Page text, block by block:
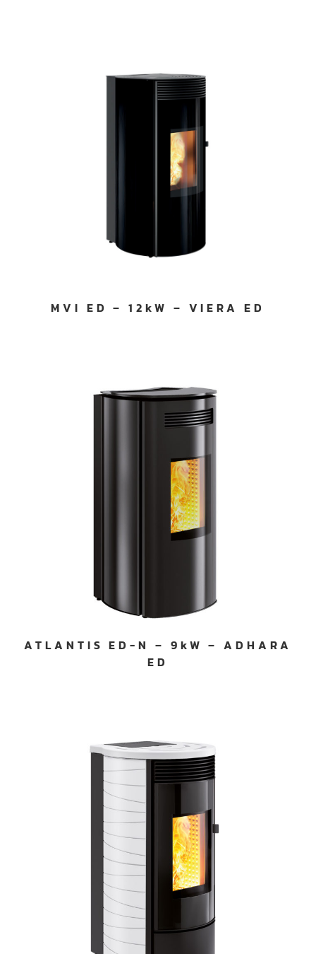
MVI ED – 12kW – VIERA ED
ATLANTIS ED-N – 9kW – ADHARA
ED